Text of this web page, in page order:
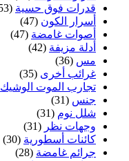
قدرات فوق حسية (53)
أسرار الكون (47)
أصوات غامضة (47)
أدلة مزيفة (42)
مس (36)
غرائب أخرى (35)
تجارب الموت الوشيك
جنس (31)
شلل نوم (31)
وجهات نظر (31)
كائنات أسطورية (30)
جرائم غامضة (28)